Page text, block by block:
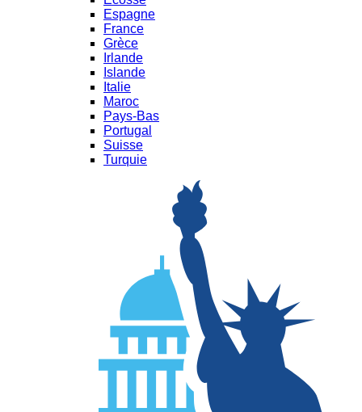
Espagne
France
Grèce
Irlande
Islande
Italie
Maroc
Pays-Bas
Portugal
Suisse
Turquie